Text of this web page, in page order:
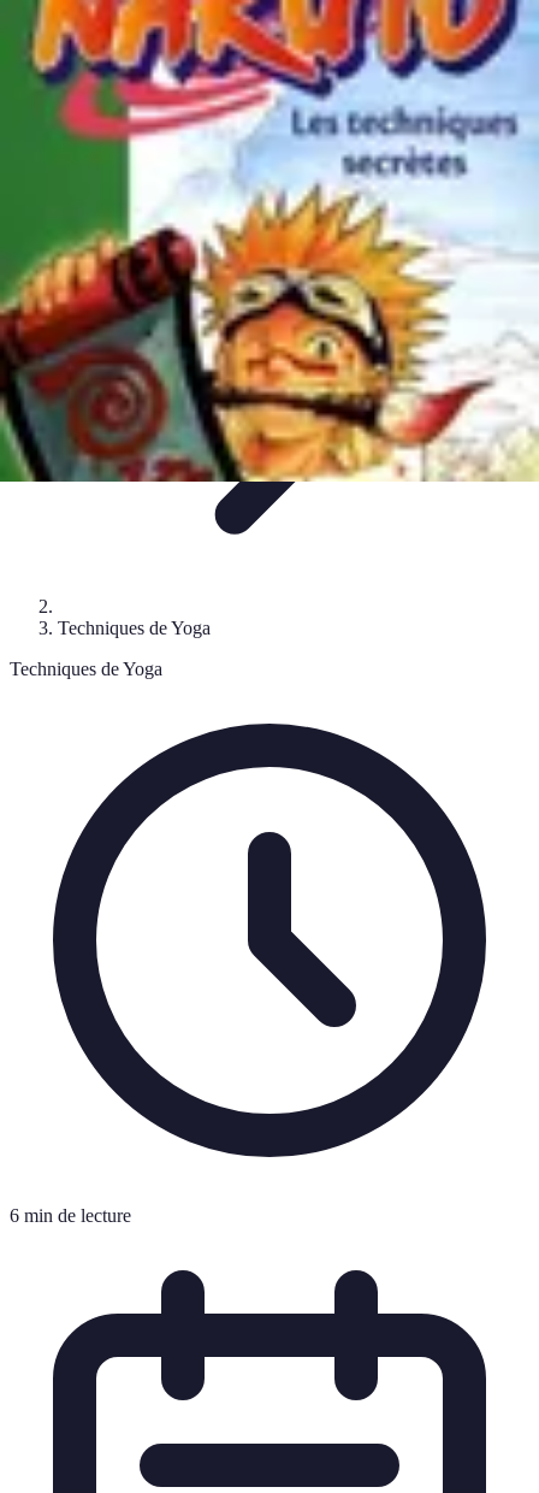
Techniques Yoga
Souplesse et Mobilité
Concentration et
MéditationDébutantMéditation et YogaTechniques de Yoga
Techniques Yoga
Techniques de Yoga
Techniques de Yoga
6 min de lecture